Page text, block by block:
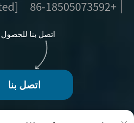
+86-18505073592
[email protected]
اتصل بنا
اتصل بنا